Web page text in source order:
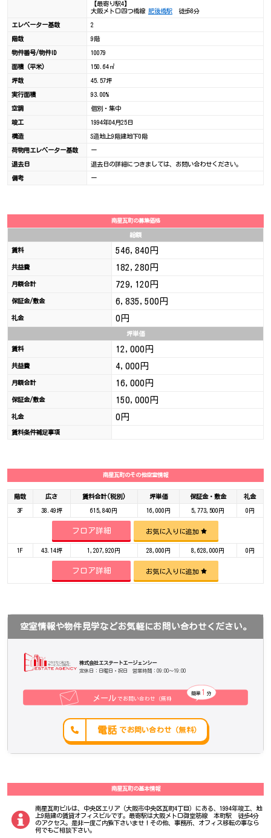
【最寄り駅4】
大阪メトロ四つ橋線 肥後橋駅徒歩8分
エレベーター基数 2
階数 9階
物件番号/物件ID 10079
面積（平米） 150.64㎡
坪数 45.57坪
実行面積 93.00%
空調 個別・集中
竣工 1994年04月25日
構造 S造地上9階建地下0階
荷物用エレベーター基数 ー
退去日 退去日の詳細につきましては、お問い合わせください。
備考 ー
南星瓦町の募集価格
総額
賃料 546,840円
共益費 182,280円
月額合計 729,120円
保証金/敷金 6,835,500円
礼金 0円
坪単価
賃料 12,000円
共益費 4,000円
月額合計 16,000円
保証金/敷金 150,000円
礼金 0円
賃料条件補足事項
南星瓦町のその他空室情報
階数 広さ 賃料合計(税別) 坪単価 保証金・敷金 礼金
3F 38.49坪 615,840円 16,000円 5,773,500円 0円
フロア詳細 お気に入りに追加
1F 43.14坪 1,207,920円 28,000円 8,628,000円 0円
フロア詳細 お気に入りに追加
空室情報や物件見学などお気軽にお問い合わせください。
株式会社エステートエージェンシー
定休日：日曜日・祝日 営業時間：09:00～19:00
でお問い合わせ（無料）
メール
簡単 分
1
電話 でお問い合わせ（無料）
南星瓦町の基本情報
南星瓦町ビルは、中央区エリア（大阪市中央区瓦町4丁目）にある、1994年竣工、地
上9階建の賃貸オフィスビルです。最寄駅は大阪メトロ御堂筋線 本町駅 徒歩4分
のアクセス。是非一度ご内覧下さいませ！その他、事務所、オフィス移転の事なら
何でもご相談下さい。